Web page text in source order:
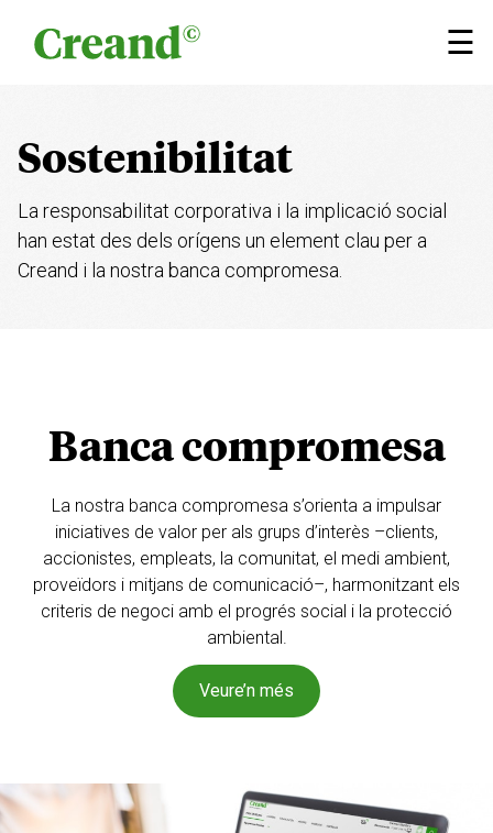
☰
×
Sostenibilitat
La responsabilitat corporativa i la implicació social
han estat des dels orígens un element clau per a
Creand i la nostra banca compromesa.
Banca compromesa
La nostra banca compromesa s’orienta a impulsar
iniciatives de valor per als grups d’interès –clients,
accionistes, empleats, la comunitat, el medi ambient,
proveïdors i mitjans de comunicació–, harmonitzant els
criteris de negoci amb el progrés social i la protecció
ambiental.
Veure’n més